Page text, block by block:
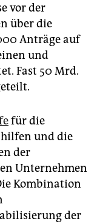
vor der
über die
Anträge auf
und
Fast 50 Mrd.
für die
und die
der
Unternehmen
Kombination
der